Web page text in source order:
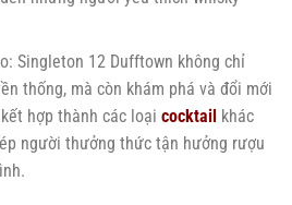
Singleton 12 Dufftown không chỉ
thống, mà còn khám phá và đổi mới
hợp thành các loại cocktail khác
người thưởng thức tận hưởng rượu